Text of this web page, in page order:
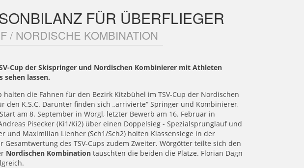
FÜR ÜBERFLIEGER
/ NORDISCHE KOMBINATION
Cup der Skispringer und Nordischen Kombinierer mit Athleten
sehen lassen.
die Fahnen für den Bezirk Kitzbühel im TSV-Cup der Nordischen
K.S.C. Darunter finden sich „arrivierte“ Springer und Kombinierer,
am 8. September in Wörgl, letzter Bewerb am 16. Februar in
Pisecker (Ki1/Ki2) über einen Doppelsieg - Spezialsprunglauf und
und Maximilian Lienher (Sch1/Sch2) holten Klassensiege in der
des TSV-Cups zudem Zweiter. Wörgötter teilte sich den
Nordischen Kombination tauschten die beiden die Plätze. Florian Dagn